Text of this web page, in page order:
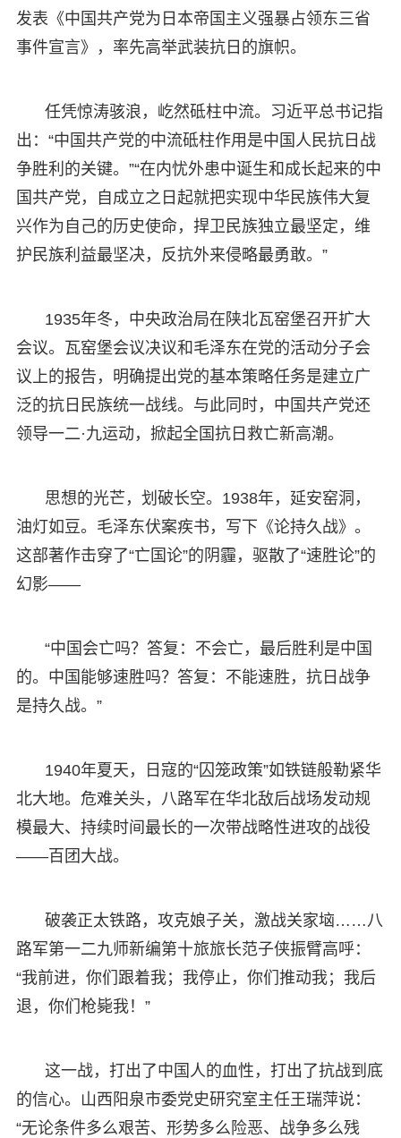
发表《中国共产党为日本帝国主义强暴占领东三省
事件宣言》，率先高举武装抗日的旗帜。
任凭惊涛骇浪，屹然砥柱中流。习近平总书记指
出：“中国共产党的中流砥柱作用是中国人民抗日战
争胜利的关键。”“在内忧外患中诞生和成长起来的中
国共产党，自成立之日起就把实现中华民族伟大复
兴作为自己的历史使命，捍卫民族独立最坚定，维
护民族利益最坚决，反抗外来侵略最勇敢。”
1935年冬，中央政治局在陕北瓦窑堡召开扩大
会议。瓦窑堡会议决议和毛泽东在党的活动分子会
议上的报告，明确提出党的基本策略任务是建立广
泛的抗日民族统一战线。与此同时，中国共产党还
领导一二·九运动，掀起全国抗日救亡新高潮。
思想的光芒，划破长空。1938年，延安窑洞，
油灯如豆。毛泽东伏案疾书，写下《论持久战》。
这部著作击穿了“亡国论”的阴霾，驱散了“速胜论”的
幻影——
“中国会亡吗？答复：不会亡，最后胜利是中国
的。中国能够速胜吗？答复：不能速胜，抗日战争
是持久战。”
1940年夏天，日寇的“囚笼政策”如铁链般勒紧华
北大地。危难关头，八路军在华北敌后战场发动规
模最大、持续时间最长的一次带战略性进攻的战役
——百团大战。
破袭正太铁路，攻克娘子关，激战关家垴……八
路军第一二九师新编第十旅旅长范子侠振臂高呼：
“我前进，你们跟着我；我停止，你们推动我；我后
退，你们枪毙我！”
这一战，打出了中国人的血性，打出了抗战到底
的信心。山西阳泉市委党史研究室主任王瑞萍说：
“无论条件多么艰苦、形势多么险恶、战争多么残